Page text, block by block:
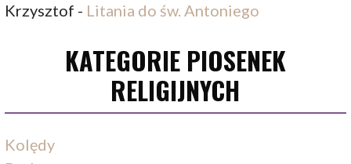
Krzysztof - Litania do św. Antoniego
KATEGORIE PIOSENEK
RELIGIJNYCH
Kolędy